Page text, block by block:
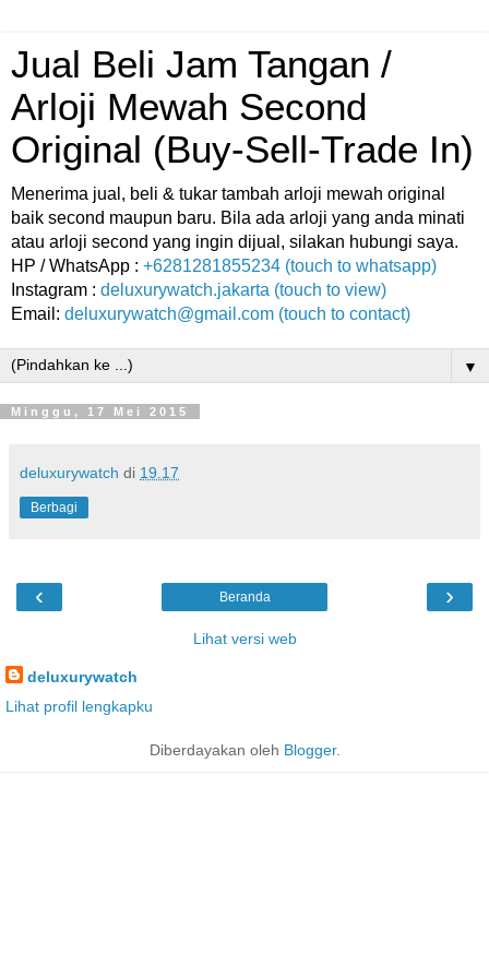
Jual Beli Jam Tangan /
Arloji Mewah Second
Original (Buy-Sell-Trade In)
Menerima jual, beli & tukar tambah arloji mewah original
baik second maupun baru. Bila ada arloji yang anda minati
atau arloji second yang ingin dijual, silakan hubungi saya.
HP / WhatsApp : +6281281855234 (touch to whatsapp)
Instagram : deluxurywatch.jakarta (touch to view)
Email: deluxurywatch@gmail.com (touch to contact)
▼
Minggu, 17 Mei 2015
deluxurywatch di 19.17
Berbagi
‹ ›
Beranda
Lihat versi web
deluxurywatch
Lihat profil lengkapku
Diberdayakan oleh Blogger.